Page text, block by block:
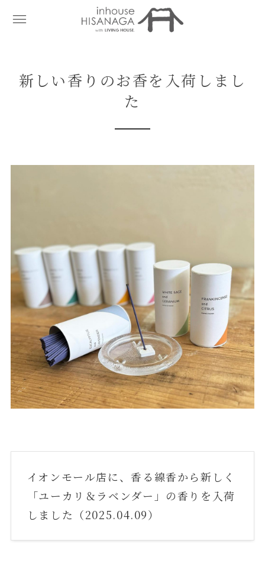
新しい香りのお香を入荷しまし
た
イオンモール店に、香る線香から新しく
「ユーカリ＆ラベンダー」の香りを入荷
しました（2025.04.09）